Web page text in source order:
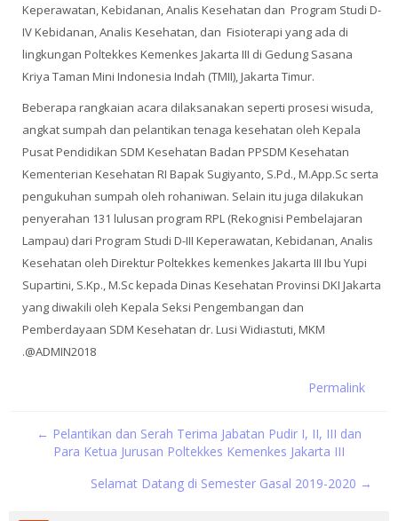
Keperawatan, Kebidanan, Analis Kesehatan dan Program Studi D-
IV Kebidanan, Analis Kesehatan, dan Fisioterapi yang ada di
lingkungan Poltekkes Kemenkes Jakarta III di Gedung Sasana
Kriya Taman Mini Indonesia Indah (TMII), Jakarta Timur.
Beberapa rangkaian acara dilaksanakan seperti prosesi wisuda,
angkat sumpah dan pelantikan tenaga kesehatan oleh Kepala
Pusat Pendidikan SDM Kesehatan Badan PPSDM Kesehatan
Kementerian Kesehatan RI Bapak Sugiyanto, S.Pd., M.App.Sc serta
pengukuhan sumpah oleh rohaniwan. Selain itu juga dilakukan
penyerahan 131 lulusan program RPL (Rekognisi Pembelajaran
Lampau) dari Program Studi D-III Keperawatan, Kebidanan, Analis
Kesehatan oleh Direktur Poltekkes kemenkes Jakarta III Ibu Yupi
Supartini, S.Kp., M.Sc kepada Dinas Kesehatan Provinsi DKI Jakarta
yang diwakili oleh Kepala Seksi Pengembangan dan
Pemberdayaan SDM Kesehatan dr. Lusi Widiastuti, MKM
.@ADMIN2018
Permalink
← Pelantikan dan Serah Terima Jabatan Pudir I, II, III dan
Para Ketua Jurusan Poltekkes Kemenkes Jakarta III
Selamat Datang di Semester Gasal 2019-2020 →